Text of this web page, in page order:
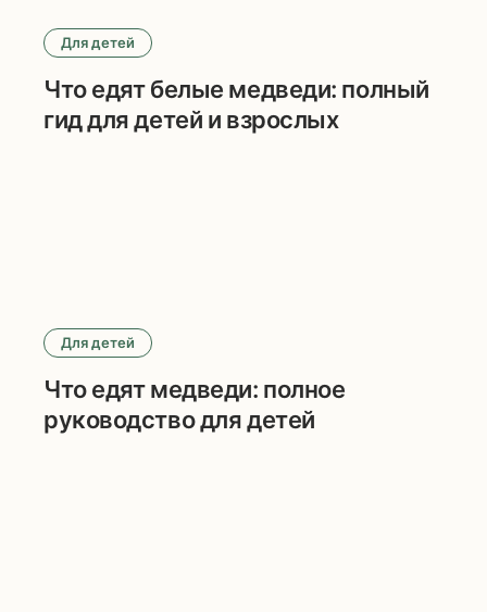
Для детей
Что едят белые медведи: полный
гид для детей и взрослых
Для детей
Что едят медведи: полное
руководство для детей